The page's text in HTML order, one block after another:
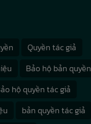
Quyền tác giả
Bảo hộ bản quyền
hộ quyền tác giả
bản quyền tác giả